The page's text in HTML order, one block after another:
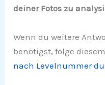
deiner Fotos zu
Wenn du weitere
benötigst, folge
nach Levelnummer